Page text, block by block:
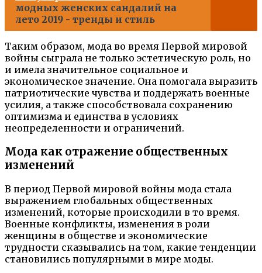
модных женских сандалий на
лето 2019 - тренды и стиль
Таким образом, мода во время Первой мировой
войны сыграла не только эстетическую роль, но
и имела значительное социальное и
экономическое значение. Она помогала выразить
патриотические чувства и поддержать военные
усилия, а также способствовала сохранению
оптимизма и единства в условиях
неопределенности и ограничений.
Мода как отражение общественных
изменений
В период Первой мировой войны мода стала
выражением глобальных общественных
изменений, которые происходили в то время.
Военные конфликты, изменения в роли
женщины в обществе и экономические
трудности сказывались на том, какие тенденции
становились популярными в мире моды.